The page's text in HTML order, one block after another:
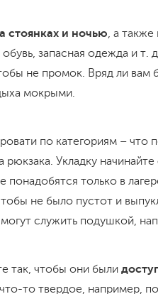
стоянках и ночью, а также
запасная одежда и т.
не промок. Вряд ли вам
мокрыми.
по категориям – что
Укладку начинайте
только в
не было пустот и
служить подушкой,
так, чтобы они были
то твердое, например,